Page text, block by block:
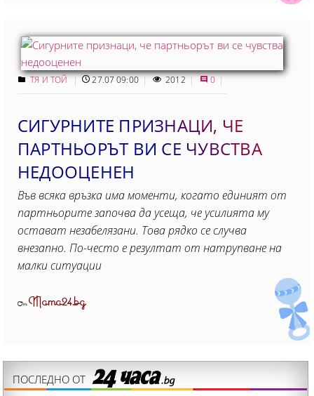
ТЯ И ТОЙ 27.07 09:00 2012 0
СИГУРНИТЕ ПРИЗНАЦИ, ЧЕ
ПАРТНЬОРЪТ ВИ СЕ ЧУВСТВА
НЕДООЦЕНЕН
Във всяка връзка има моменти, когато единият от
партньорите започва да усеща, че усилията му
остават незабелязани. Това рядко се случва
внезапно. По-често е резултат от натрупване на
малки ситуации
ОтMama24.bg
ПОСЛЕДНО ОТ